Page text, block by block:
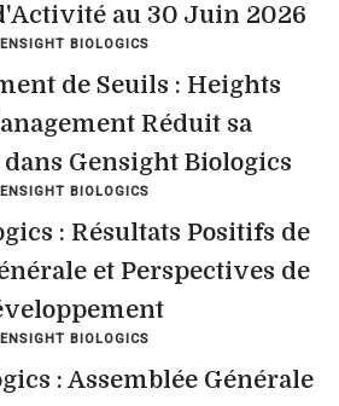
au 30 Juin 2026
BIOLOGICS
de Seuils : Heights
Réduit sa
Gensight Biologics
BIOLOGICS
: Résultats Positifs de
et Perspectives de
BIOLOGICS
: Assemblée Générale